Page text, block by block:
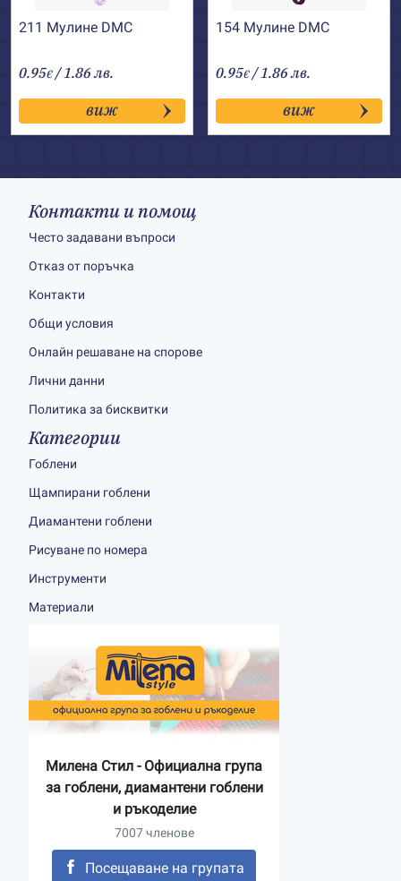
211 Мулине DMC
0.95€ / 1.86 лв.
виж
154 Мулине DMC
0.95€ / 1.86 лв.
виж
Контакти и помощ
Често задавани въпроси
Отказ от поръчка
Контакти
Общи условия
Онлайн решаване на спорове
Лични данни
Политика за бисквитки
Категории
Гоблени
Щампирани гоблени
Диамантени гоблени
Рисуване по номера
Инструменти
Материали
Милена Стил - Официална група
за гоблени, диамантени гоблени
и ръкоделие
7007 членове
Посещаване на групата